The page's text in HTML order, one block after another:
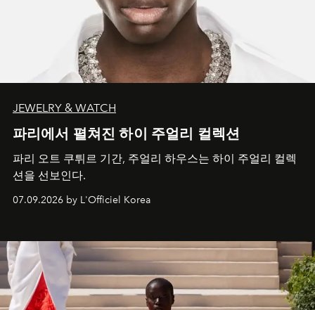
JEWELRY & WATCH
파리에서 펼쳐진 하이 주얼리 컬렉션
파리 오트 쿠튀르 기간, 주얼리 하우스는 하이 주얼리 컬렉
션을 선보인다.
07.09.2026 by L'Officiel Korea